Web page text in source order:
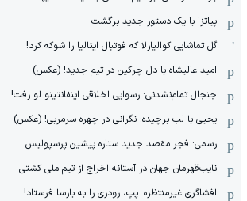
پیاتزا با یک دستور جدید برگشت
گل تماشایی کوالیارلا که فوتبال ایتالیا را شوکه کرد!
امید عالیشاه با دل چرکین در تیم جدید! (عکس)
جنجال تمام‌نشدنی:‌ رسوایی اخلاقی اینفانتینو لو رفت!
یحیی با لب برچیده: نگرانی در چهره سرمربی! (عکس)
رسمی: فجر مقصد جدید ستاره پیشین پرسپولیس
نایب‌قهرمان جهان در آستانه اخراج از تیم ملی کشتی
افشاگری غیرمنتظره: پپ، رودری را به بارسا فرستاد!